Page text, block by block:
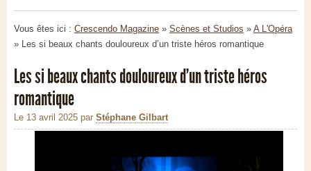
Vous êtes ici : Crescendo Magazine » Scènes et Studios » A L'Opéra
» Les si beaux chants douloureux d’un triste héros romantique
Les si beaux chants douloureux d’un triste héros
romantique
Le 13 avril 2025 par Stéphane Gilbart